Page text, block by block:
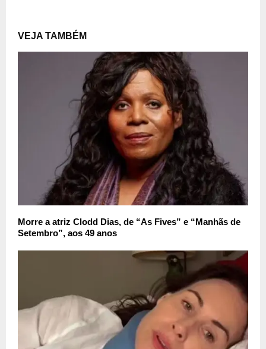
VEJA TAMBÉM
Morre a atriz Clodd Dias, de “As Fives” e “Manhãs de
Setembro”, aos 49 anos